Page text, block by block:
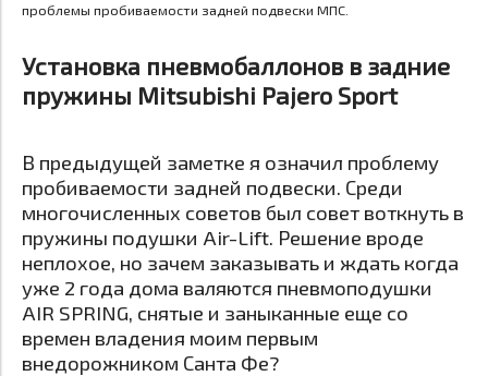
проблемы пробиваемости задней подвески МПС.
Установка пневмобаллонов в задние
пружины Mitsubishi Pajero Sport
В предыдущей заметке я означил проблему
пробиваемости задней подвески. Среди
многочисленных советов был совет воткнуть в
пружины подушки Air-Lift. Решение вроде
неплохое, но зачем заказывать и ждать когда
уже 2 года дома валяются пневмоподушки
AIR SPRING, снятые и заныканные еще со
времен владения моим первым
внедорожником Санта Фе?